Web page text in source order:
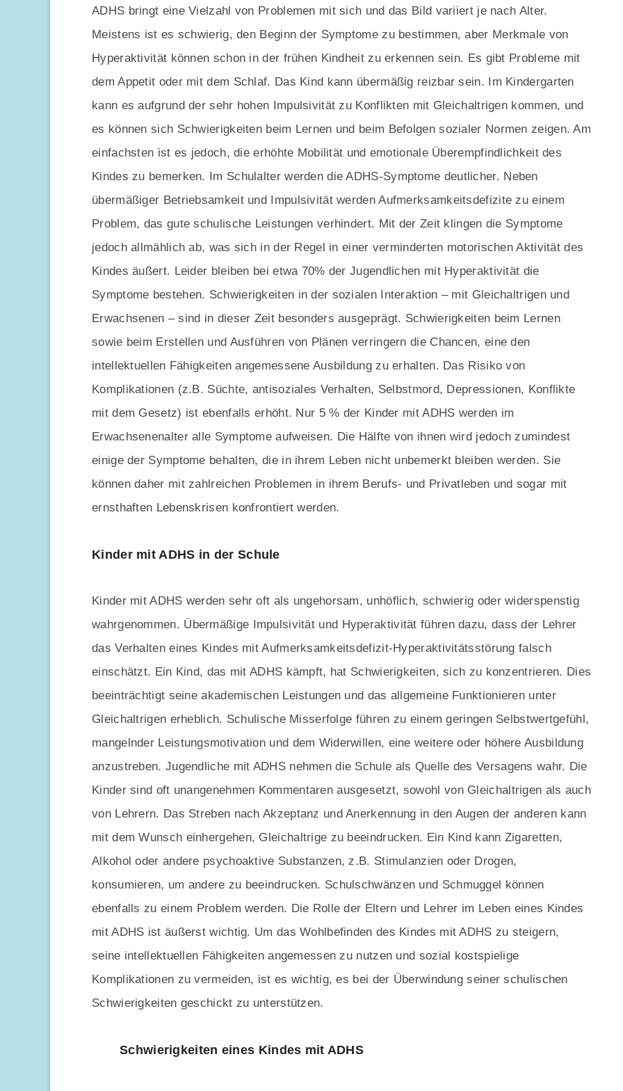
ADHS bringt eine Vielzahl von Problemen mit sich und das Bild variiert je nach Alter.
Meistens ist es schwierig, den Beginn der Symptome zu bestimmen, aber Merkmale von
Hyperaktivität können schon in der frühen Kindheit zu erkennen sein. Es gibt Probleme mit
dem Appetit oder mit dem Schlaf. Das Kind kann übermäßig reizbar sein. Im Kindergarten
kann es aufgrund der sehr hohen Impulsivität zu Konflikten mit Gleichaltrigen kommen, und
es können sich Schwierigkeiten beim Lernen und beim Befolgen sozialer Normen zeigen. Am
einfachsten ist es jedoch, die erhöhte Mobilität und emotionale Überempfindlichkeit des
Kindes zu bemerken. Im Schulalter werden die ADHS-Symptome deutlicher. Neben
übermäßiger Betriebsamkeit und Impulsivität werden Aufmerksamkeitsdefizite zu einem
Problem, das gute schulische Leistungen verhindert. Mit der Zeit klingen die Symptome
jedoch allmählich ab, was sich in der Regel in einer verminderten motorischen Aktivität des
Kindes äußert. Leider bleiben bei etwa 70% der Jugendlichen mit Hyperaktivität die
Symptome bestehen. Schwierigkeiten in der sozialen Interaktion – mit Gleichaltrigen und
Erwachsenen – sind in dieser Zeit besonders ausgeprägt. Schwierigkeiten beim Lernen
sowie beim Erstellen und Ausführen von Plänen verringern die Chancen, eine den
intellektuellen Fähigkeiten angemessene Ausbildung zu erhalten. Das Risiko von
Komplikationen (z.B. Süchte, antisoziales Verhalten, Selbstmord, Depressionen, Konflikte
mit dem Gesetz) ist ebenfalls erhöht. Nur 5 % der Kinder mit ADHS werden im
Erwachsenenalter alle Symptome aufweisen. Die Hälfte von ihnen wird jedoch zumindest
einige der Symptome behalten, die in ihrem Leben nicht unbemerkt bleiben werden. Sie
können daher mit zahlreichen Problemen in ihrem Berufs- und Privatleben und sogar mit
ernsthaften Lebenskrisen konfrontiert werden.
Kinder mit ADHS in der Schule
Kinder mit ADHS werden sehr oft als ungehorsam, unhöflich, schwierig oder widerspenstig
wahrgenommen. Übermäßige Impulsivität und Hyperaktivität führen dazu, dass der Lehrer
das Verhalten eines Kindes mit Aufmerksamkeitsdefizit-Hyperaktivitätsstörung falsch
einschätzt. Ein Kind, das mit ADHS kämpft, hat Schwierigkeiten, sich zu konzentrieren. Dies
beeinträchtigt seine akademischen Leistungen und das allgemeine Funktionieren unter
Gleichaltrigen erheblich. Schulische Misserfolge führen zu einem geringen Selbstwertgefühl,
mangelnder Leistungsmotivation und dem Widerwillen, eine weitere oder höhere Ausbildung
anzustreben. Jugendliche mit ADHS nehmen die Schule als Quelle des Versagens wahr. Die
Kinder sind oft unangenehmen Kommentaren ausgesetzt, sowohl von Gleichaltrigen als auch
von Lehrern. Das Streben nach Akzeptanz und Anerkennung in den Augen der anderen kann
mit dem Wunsch einhergehen, Gleichaltrige zu beeindrucken. Ein Kind kann Zigaretten,
Alkohol oder andere psychoaktive Substanzen, z.B. Stimulanzien oder Drogen,
konsumieren, um andere zu beeindrucken. Schulschwänzen und Schmuggel können
ebenfalls zu einem Problem werden. Die Rolle der Eltern und Lehrer im Leben eines Kindes
mit ADHS ist äußerst wichtig. Um das Wohlbefinden des Kindes mit ADHS zu steigern,
seine intellektuellen Fähigkeiten angemessen zu nutzen und sozial kostspielige
Komplikationen zu vermeiden, ist es wichtig, es bei der Überwindung seiner schulischen
Schwierigkeiten geschickt zu unterstützen.
Schwierigkeiten eines Kindes mit ADHS